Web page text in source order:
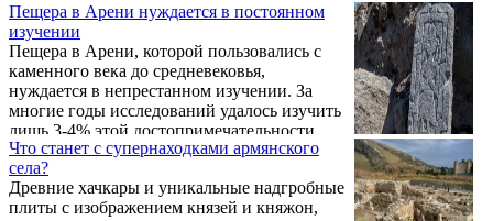
Павел Аветисян.
Пещера в Арени нуждается в постоянном
изучении
Пещера в Арени, которой пользовались с
каменного века до средневековья,
нуждается в непрестанном изучении. За
многие годы исследований удалось изучить
лишь 3-4% этой достопримечательности.
Есть проблема и сохранения результатов
изысканий. Как передает «Арменпресс», об
этом в беседе с журналистами сказал
инспектор пещеры Арменак Мелконян,
Что станет с супернаходками армянского
села?
Древние хачкары и уникальные надгробные
плиты с изображением князей и княжон,